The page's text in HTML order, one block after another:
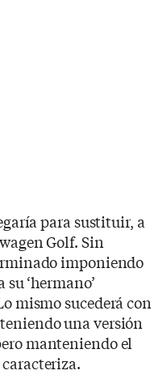
para sustituir, a
Golf. Sin
imponiendo
‘hermano’
mismo sucederá con
una versión
manteniendo el